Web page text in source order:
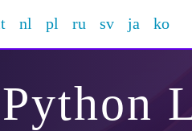
nl pl ru sv ja ko
Python